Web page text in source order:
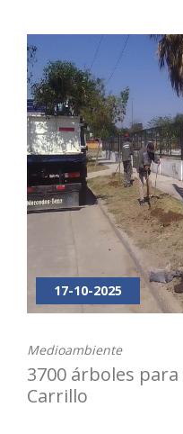
17-10-2025
Medioambiente
3700 árboles
Carrillo